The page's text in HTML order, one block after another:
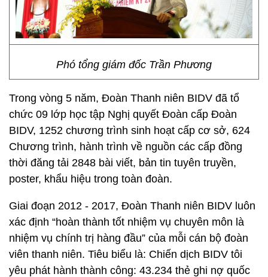
Phó tổng giám đốc Trần Phương
Trong vòng 5 năm, Đoàn Thanh niên BIDV đã tổ
chức 09 lớp học tập Nghị quyết Đoàn cấp Đoàn
BIDV, 1252 chương trình sinh hoạt cấp cơ sở, 624
Chương trình, hành trình về nguồn các cấp đồng
thời đăng tải 2848 bài viết, bản tin tuyên truyền,
poster, khẩu hiệu trong toàn đoàn.
Giai đoạn 2012 - 2017, Đoàn Thanh niên BIDV luôn
xác định “hoàn thành tốt nhiệm vụ chuyên môn là
nhiệm vụ chính trị hàng đầu” của mỗi cán bộ đoàn
viên thanh niên. Tiêu biểu là: Chiến dịch BIDV tôi
yêu phát hành thành công: 43.234 thẻ ghi nợ quốc